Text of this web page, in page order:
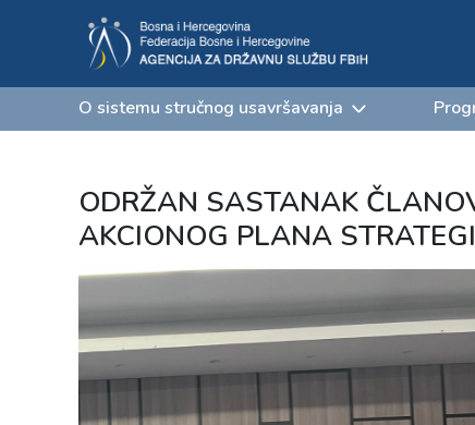
O sistemu stručnog usavršavanja
ODRŽAN SASTANAK
AKCIONOG PLANA